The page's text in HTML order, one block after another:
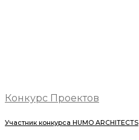
Конкурс Проектов
Участник конкурса HUMO ARCHITECTS